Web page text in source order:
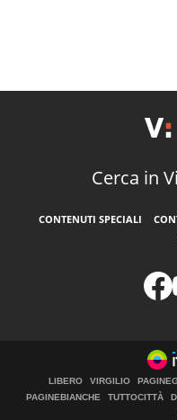
Cerca in
CONTENUTI SPECIALI
LIBERO VIRGILIO
PAGINEBIANCHE
TUTTOCITTÀ